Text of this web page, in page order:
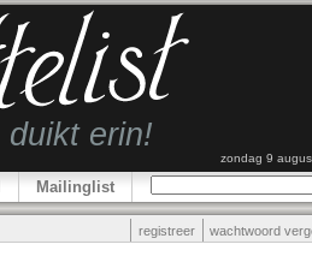
zondag 9
Mailinglist
registreer wachtwoord